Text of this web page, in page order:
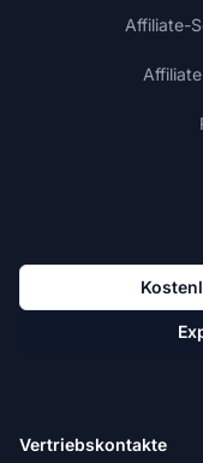
Affiliate-
Vertriebskontakte